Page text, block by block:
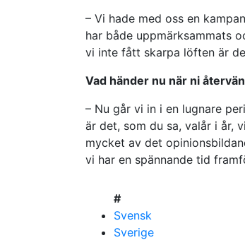
– Vi hade med oss en
har både uppmärksammats
vi inte fått skarpa löften är
Vad händer nu när ni
– Nu går vi in i en lugnare
är det, som du sa, valår i år,
mycket av det
vi har en spännande tid
#
Svensk
Sverige